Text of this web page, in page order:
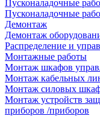
Пусконаладочные
Пусконаладочные
Демонтаж
Демонтаж
Распределение и
Монтажные работы
Монтаж шкафов
Монтаж кабельных
Монтаж силовых
Монтаж устройств
приборов /приборов